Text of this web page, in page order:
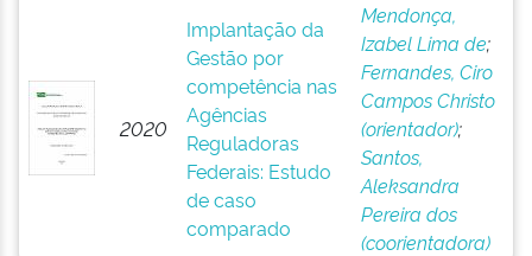
2020
Implantação da
Gestão por
competência nas
Agências
Reguladoras
Federais: Estudo
de caso
comparado
Mendonça,
Izabel Lima de;
Fernandes, Ciro
Campos Christo
(orientador);
Santos,
Aleksandra
Pereira dos
(coorientadora)